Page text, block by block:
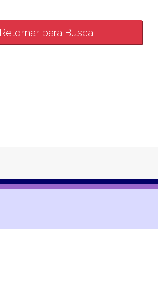
Retornar para Busca